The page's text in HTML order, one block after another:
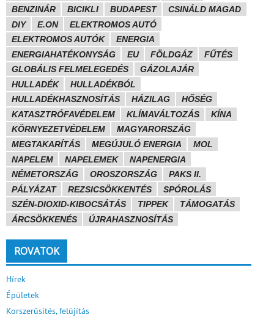
BENZINÁR
BICIKLI BUDAPEST
CSINÁLD MAGAD
DIY
E.ON
ELEKTROMOS AUTÓ
ELEKTROMOS AUTÓK
ENERGIA
ENERGIAHATÉKONYSÁG
EU FÖLDGÁZ
FŰTÉS
GLOBÁLIS FELMELEGEDÉS
GÁZOLAJÁR
HULLADÉK
HULLADÉKBÓL
HULLADÉKHASZNOSÍTÁS
HÁZILAG
HŐSÉG
KATASZTRÓFAVÉDELEM
KLÍMAVÁLTOZÁS
KÍNA
KÖRNYEZETVÉDELEM
MAGYARORSZÁG
MEGTAKARÍTÁS
MEGÚJULÓ ENERGIA
MOL
NAPELEM
NAPELEMEK
NAPENERGIA
NÉMETORSZÁG
OROSZORSZÁG
PAKS II.
PÁLYÁZAT
REZSICSÖKKENTÉS
SPÓROLÁS
SZÉN-DIOXID-KIBOCSÁTÁS
TIPPEK
TÁMOGATÁS
ÁRCSÖKKENÉS
ÚJRAHASZNOSÍTÁS
ROVATOK
Hírek
Épületek
Korszerűsítés, felújítás